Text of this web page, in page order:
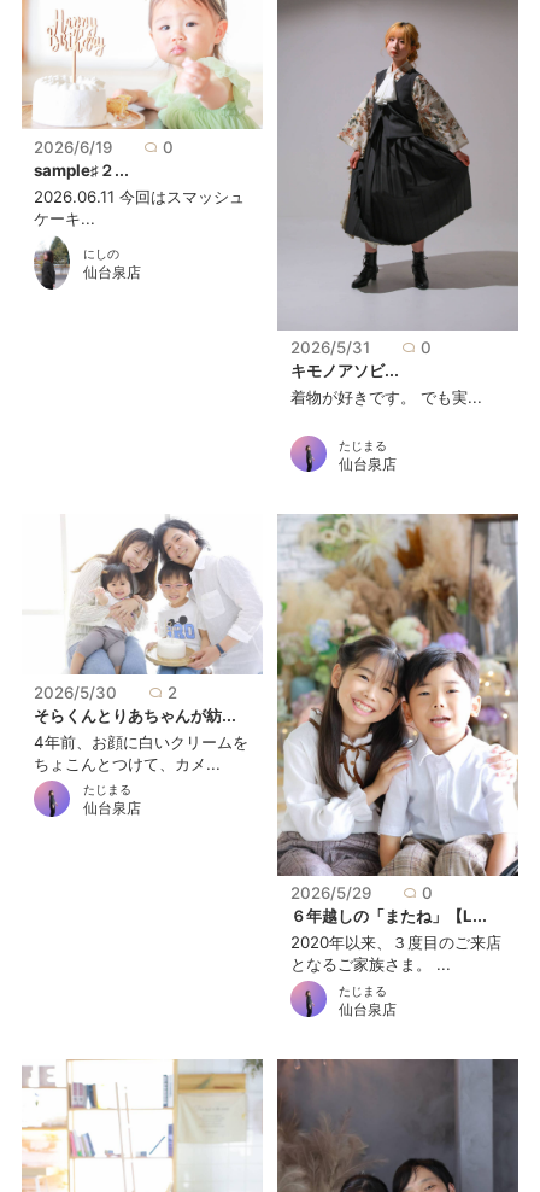
2026/6/19
0
sample♯２...
2026.06.11 今回はスマッシュ
ケーキ...
にしの
仙台泉店
2026/5/31
0
キモノアソビ...
着物が好きです。 でも実...
たじまる
仙台泉店
2026/5/30
2
そらくんとりあちゃんが紡...
4年前、お顔に白いクリームを
ちょこんとつけて、カメ...
たじまる
仙台泉店
2026/5/29
0
６年越しの「またね」【L...
2020年以来、３度目のご来店
となるご家族さま。 ...
たじまる
仙台泉店